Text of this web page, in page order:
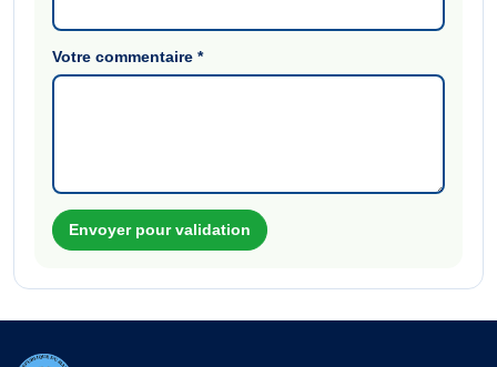
Votre commentaire*
Envoyer pour validation